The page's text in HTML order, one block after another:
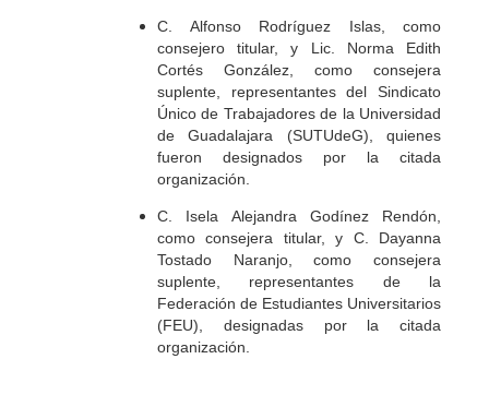
C. Alfonso Rodríguez Islas, como
consejero titular, y Lic. Norma Edith
Cortés González, como consejera
suplente, representantes del Sindicato
Único de Trabajadores de la Universidad
de Guadalajara (SUTUdeG), quienes
fueron designados por la citada
organización.
C. Isela Alejandra Godínez Rendón,
como consejera titular, y C. Dayanna
Tostado Naranjo, como consejera
suplente, representantes de la
Federación de Estudiantes Universitarios
(FEU), designadas por la citada
organización.